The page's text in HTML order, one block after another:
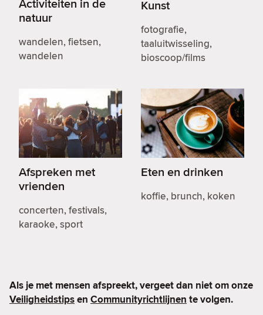
Activiteiten in de
natuur
wandelen, fietsen,
wandelen
Kunst
fotografie,
taaluitwisseling,
bioscoop/films
Afspreken met
vrienden
concerten, festivals,
karaoke, sport
Eten en drinken
koffie, brunch, koken
Als je met mensen afspreekt, vergeet dan niet om onze
Veiligheidstipsen Communityrichtlijnen te volgen.